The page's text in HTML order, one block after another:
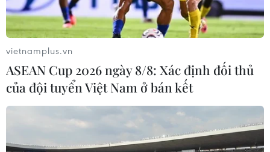
vietnamplus.vn
ASEAN Cup 2026 ngày 8/8: Xác định đối thủ
của đội tuyển Việt Nam ở bán kết